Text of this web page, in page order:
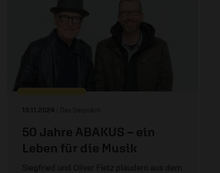
19.11.2024 / Das Gespräch
50 Jahre ABAKUS – ein
Leben für die Musik
Siegfried und Oliver Fietz plaudern aus dem